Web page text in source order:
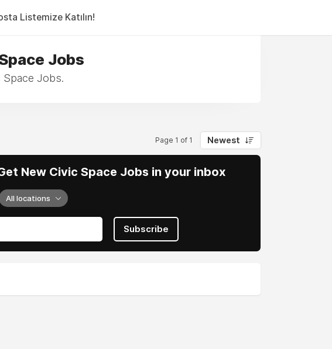
Listemize Katılın!
Jobs
Space Jobs.
Page 1 of 1 Newest
New Civic Space Jobs in your inbox
All locations
Subscribe